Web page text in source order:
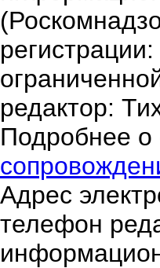
редактор:
Подробнее
Адрес
телефон